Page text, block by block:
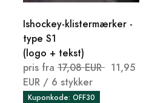
Ishockey-klistermærker -
type S1
(logo + tekst)
pris fra 17,08 EUR 11,95
EUR / 6 stykker
Kuponkode: OFF30